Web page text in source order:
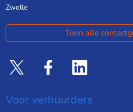
Zwolle
Toon alle
Voor verhuurders